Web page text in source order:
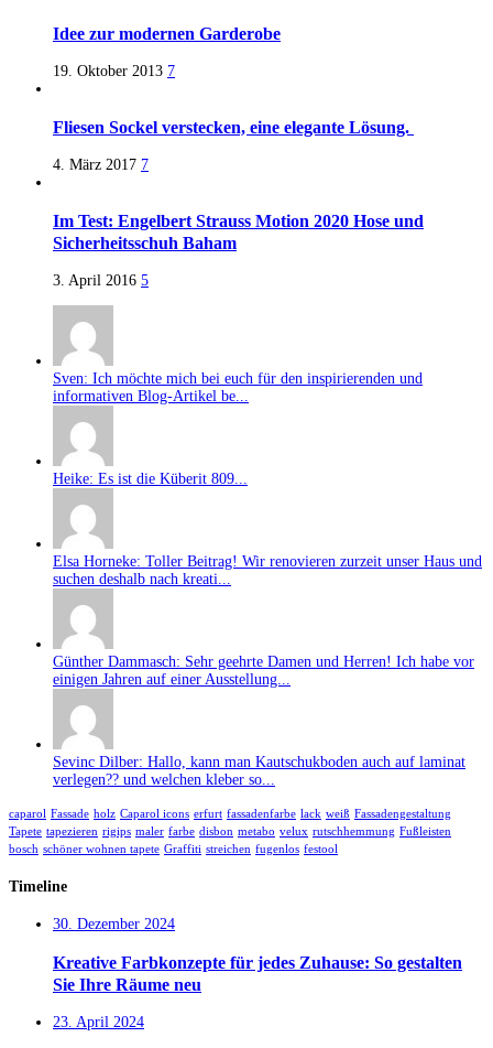
Idee zur modernen Garderobe
19. Oktober 2013 7
Fliesen Sockel verstecken, eine elegante Lösung.
4. März 2017 7
Im Test: Engelbert Strauss Motion 2020 Hose und
Sicherheitsschuh Baham
3. April 2016 5
Sven: Ich möchte mich bei euch für den inspirierenden und
informativen Blog-Artikel be...
Heike: Es ist die Küberit 809...
Elsa Horneke: Toller Beitrag! Wir renovieren zurzeit unser Haus und
suchen deshalb nach kreati...
Günther Dammasch: Sehr geehrte Damen und Herren! Ich habe vor
einigen Jahren auf einer Ausstellung...
Sevinc Dilber: Hallo, kann man Kautschukboden auch auf laminat
verlegen?? und welchen kleber so...
caparol Fassade holz Caparol icons erfurt fassadenfarbe lack weiß Fassadengestaltung
Tapete tapezieren rigips maler farbe disbon metabo velux rutschhemmung Fußleisten
bosch schöner wohnen tapete Graffiti streichen fugenlos festool
Timeline
30. Dezember 2024
Kreative Farbkonzepte für jedes Zuhause: So gestalten
Sie Ihre Räume neu
23. April 2024